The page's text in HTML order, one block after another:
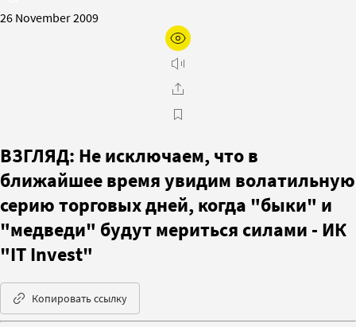
26 November 2009
ВЗГЛЯД: Не исключаем, что в
ближайшее время увидим волатильную
серию торговых дней, когда "быки" и
"медведи" будут мериться силами - ИК
"IT Invest"
Копировать ссылку